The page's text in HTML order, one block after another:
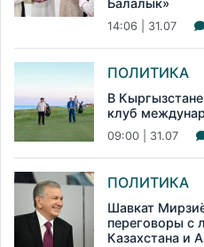
Балалык»
14:06 | 31.07
ПОЛИТИКА
В
клуб
09:00 | 31.07
ПОЛИТИКА
Шавкат
переговоры с
Казахстана и